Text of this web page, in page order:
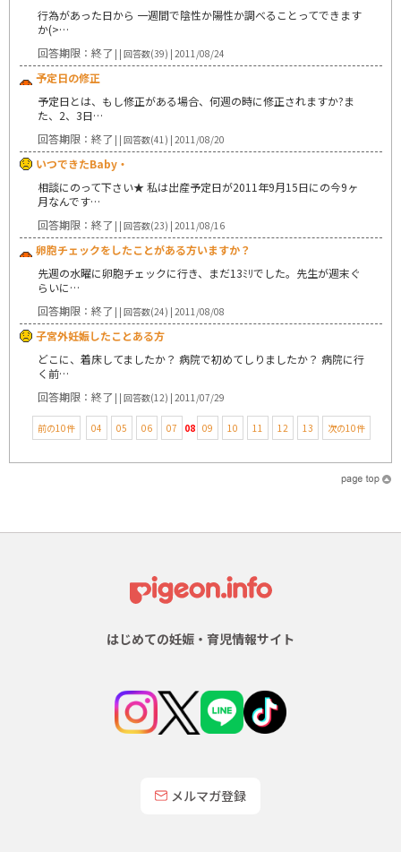
行為があった日から 一週間で陰性か陽性か調べることってできます
か(>…
回答期限：終了 | | 回答数(39) | 2011/08/24
予定日の修正
予定日とは、もし修正がある場合、何週の時に修正されますか?ま
た、2、3日…
回答期限：終了 | | 回答数(41) | 2011/08/20
いつできたBaby・
相談にのって下さい★ 私は出産予定日が2011年9月15日にの今9ヶ
月なんです…
回答期限：終了 | | 回答数(23) | 2011/08/16
卵胞チェックをしたことがある方いますか？
先週の水曜に卵胞チェックに行き、まだ13ﾐﾘでした。先生が週末ぐ
らいに…
回答期限：終了 | | 回答数(24) | 2011/08/08
子宮外妊娠したことある方
どこに、着床してましたか？ 病院で初めてしりましたか？ 病院に行
く前…
回答期限：終了 | | 回答数(12) | 2011/07/29
前の10件 04 05 06 07 08 09 10 11 12 13 次の10件
はじめての妊娠・育児情報サイト
メルマガ登録